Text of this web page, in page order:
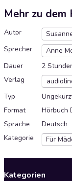
Mehr zu dem
Autor
Sprecher
Anne
Dauer
2
Verlag
Typ
Format
Hörbuch
Sprache
Deutsch
Kategorie
Für
Kategorien